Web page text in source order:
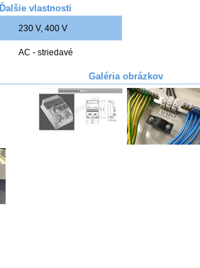
Ďalšie vlastnosti
230 V, 400 V
AC - striedavé
Galéria obrázkov